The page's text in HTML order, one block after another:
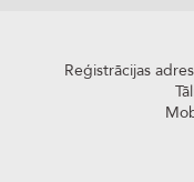
Reģistrācijas